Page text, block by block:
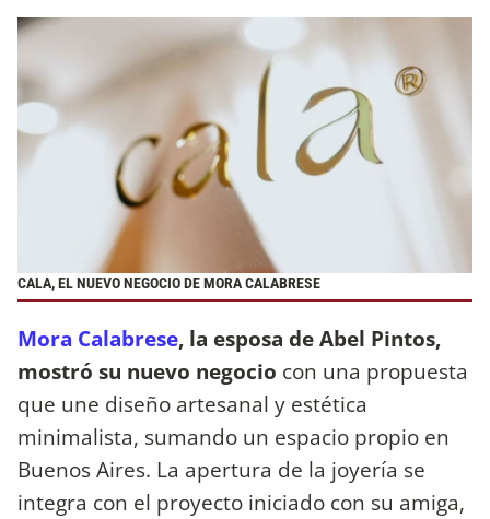
CALA, EL NUEVO NEGOCIO DE MORA CALABRESE
Mora Calabrese, la esposa de Abel Pintos,
mostró su nuevo negocio con una propuesta
que une diseño artesanal y estética
minimalista, sumando un espacio propio en
Buenos Aires. La apertura de la joyería se
integra con el proyecto iniciado con su amiga,